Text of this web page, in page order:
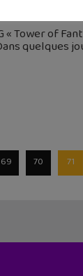
« Tower of
quelques
69 70 71